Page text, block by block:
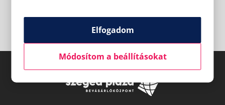
Elfogadom
Módosítom a beállításokat